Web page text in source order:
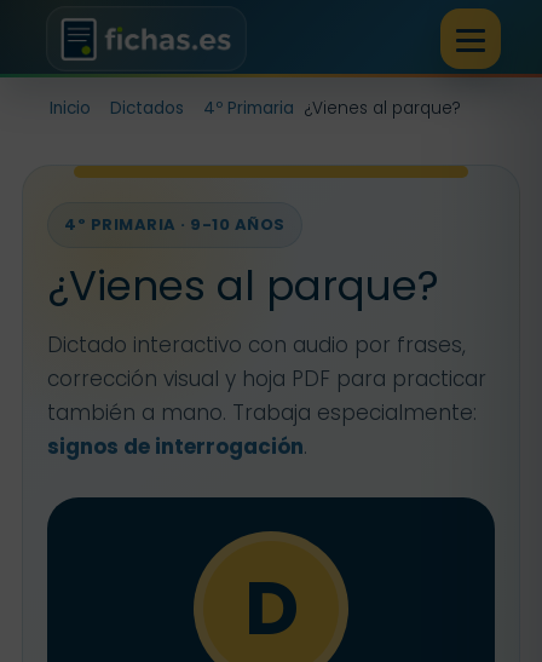
Inicio Dictados 4º Primaria ¿Vienes al parque?
4º PRIMARIA · 9-10 AÑOS
¿Vienes al parque?
Dictado interactivo con audio por frases,
corrección visual y hoja PDF para practicar
también a mano. Trabaja especialmente:
signos de interrogación.
D